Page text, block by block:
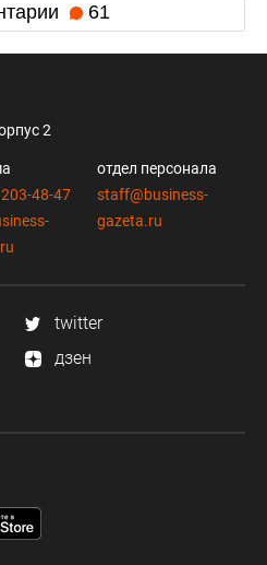
61
2
48-47
отдел персонала
staff@business-
gazeta.ru
twitter
дзен